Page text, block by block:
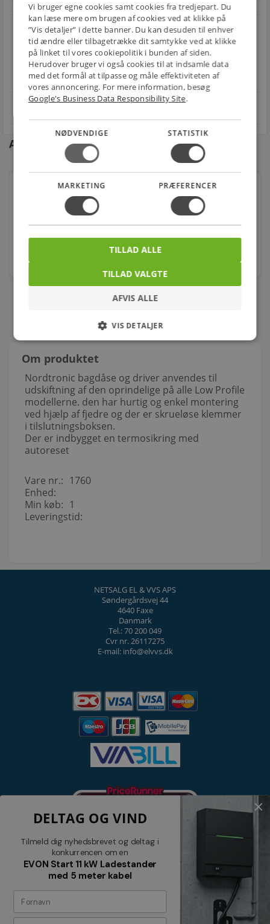
E-MÆRKET
Handle trygt hos
os
local_shipping
BILLIG
FRAGT
Fra 49,00 kr.
restart_alt
30 DAGES
RETUR
Nem returnering
star
Andre kunder købte også
Nordtronic monteringsring til lyskilde
Varenr.: 1953
30,00 kr.
Om produktet
Nordtronic bagdåse og driver anvendes til
udskiftning af den oprindelige på alle Low Profile
modellerne. den har hurtig og enkel montering
ved hjælp af fjedre og der er skrueløse klemmer
i tilslutningsboksen.
Der er indbygget en termosikring med
autoreset
Vare nr.: 1760
Enhed:
Min køb: 1
Leveringstid:
NETSALG EL & VVS APS
Søndergårdsvej 44
4640 Faxe
Danmark
Tel.: 70 200 049
Cvr nr. 26117275
E-mail: info@elvvs.dk
Nyhedsbrev
Tilmeld dig vores nyhedsbrev og
Vi bruger egne cookies samt cookies fra tredjepart. Du
kan læse mere om brugen af cookies ved at klikke på
”Vis detaljer” i dette banner. Du kan desuden til enhver
tid ændre eller tilbagetrække dit samtykke ved at klikke
på linket til vores cookiepolitik i bunden af siden.
Herudover bruger vi også cookies til at indsamle data
med det formål at tilpasse og måle effektiviteten af
vores annoncering. For mere information, besøg
Google's Business Data Responsibility Site.
NØDVENDIGE STATISTIK
MARKETING PRÆFERENCER
TILLAD VALGTE
TILLAD ALLE
AFVIS ALLE
VIS DETALJER
DELTAG OG VIND
Tilmeld dig nyhedsbrevet og deltag i
konkurrencen om en
EVON Start 11 kW Ladestander
med 5 meter kabel